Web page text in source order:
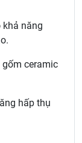
năng
gốm ceramic
hấp thụ